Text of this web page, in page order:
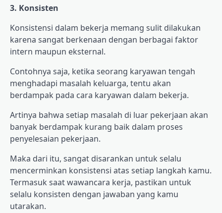
3. Konsisten
Konsistensi dalam bekerja memang sulit dilakukan
karena sangat berkenaan dengan berbagai faktor
intern maupun eksternal.
Contohnya saja, ketika seorang karyawan tengah
menghadapi masalah keluarga, tentu akan
berdampak pada cara karyawan dalam bekerja.
Artinya bahwa setiap masalah di luar pekerjaan akan
banyak berdampak kurang baik dalam proses
penyelesaian pekerjaan.
Maka dari itu, sangat disarankan untuk selalu
mencerminkan konsistensi atas setiap langkah kamu.
Termasuk saat wawancara kerja, pastikan untuk
selalu konsisten dengan jawaban yang kamu
utarakan.